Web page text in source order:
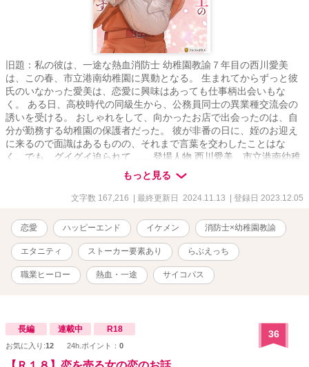
旧題：私の彼は、一途な熱血消防士 幼稚園教諭７年目の西川愛美
は、この春、市立港南幼稚園に異動となる。 生まれてからずっと彼
氏のいなかった愛美は、恋愛に興味はあっても仕事柄出会いもな
く。 ある日、高校時代の同級生から、公務員同士の異業種交流会の
誘いを受ける。 おしゃれをして、向かったお店で出会ったのは、自
分が勤務する幼稚園の保護者だった。 彼が非番の日に、姪のお迎え
に来るので面識はあるものの、それまで言葉を交わしたことはな
く。でも、グイグイ迫られて…… 登場人物 西川愛美 市立港南幼稚
園教諭 大塚誠司 消防署勤務、救急救命士の資格を持つ こちらはベ
リーズカフェさんにも同時に公開しております。 (R18描写について
は、ベリーズカフェさんのサイトは調整しております) 毎日6:00、
転載はご遠慮ください。
もっと見る
文字数 167,216 | 最終更新日 2024.11.13 | 登録日 2023.12.05
恋愛 ハッピーエンド イケメン 消防士×幼稚園教諭
エタニティ ストーカー要素あり らぶえっち
職業ヒーロー 熱血・一途 サイコパス
長編 連載中 R18
お気に入り:12 24h.ポイント： 0
36